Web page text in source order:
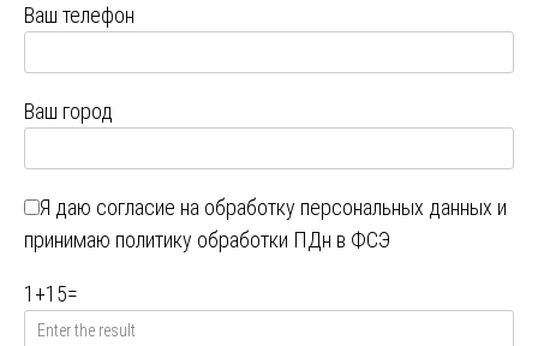
Ваш телефон
Ваш город
Я даю согласие на обработку персональных данных и
принимаю политику обработки ПДн в ФСЭ
1 +15=